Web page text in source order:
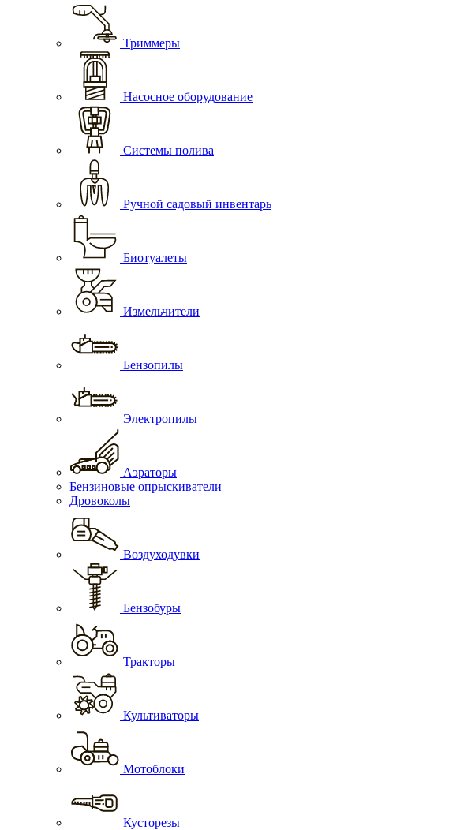
Триммеры
Насосное оборудование
Системы полива
Ручной садовый инвентарь
Биотуалеты
Измельчители
Бензопилы
Электропилы
Аэраторы
Бензиновые опрыскиватели
Дровоколы
Воздуходувки
Бензобуры
Тракторы
Культиваторы
Мотоблоки
Кусторезы